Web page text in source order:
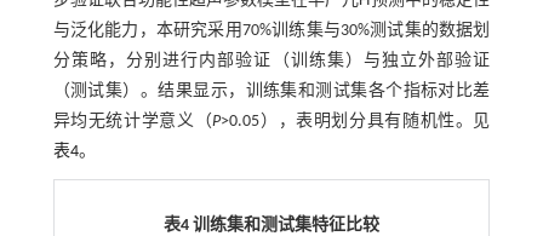
与泛化能力，本研究采用70%训练集与30%测试集的数据划
分策略，分别进行内部验证（训练集）与独立外部验证
（测试集）。结果显示，训练集和测试集各个指标对比差
异均无统计学意义（P>0.05），表明划分具有随机性。见
表4。
表4 训练集和测试集特征比较